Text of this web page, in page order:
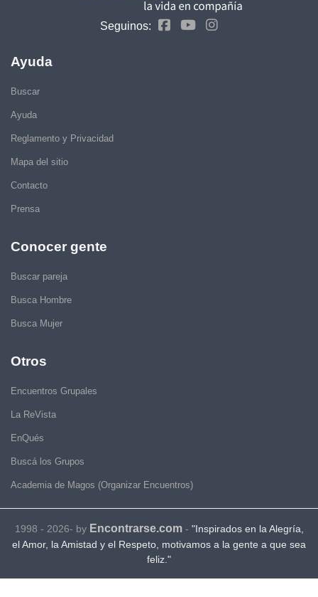
Seguinos:
Ayuda
Buscar
Ayuda
Reglamento y Privacidad
Mapa del sitio
Contacto
Prensa
Conocer gente
Buscar pareja
Busca Hombre
Busca Mujer
Otros
Encuentros Grupales
La ReVista
EnQués
Buscá los Grupos
Academia de Magos (Organizar Encuentros)
1998 - 2026- by Encontrarse.com- "Inspirados en la Alegría,
el Amor, la Amistad y el Respeto, motivamos a la gente a que sea
feliz."